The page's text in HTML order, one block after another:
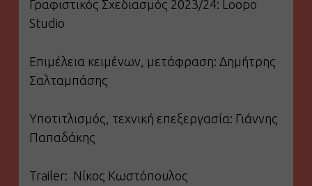
Γραφιστικός Σχεδιασμός 2023/24: Loopo
Studio
Επιμέλεια κειμένων, μετάφραση: Δημήτρης
Σαλταμπάσης
Υποτιτλισμός, τεχνική επεξεργασία: Γιάννης
Παπαδάκης
Trailer: Νίκος Κωστόπουλος